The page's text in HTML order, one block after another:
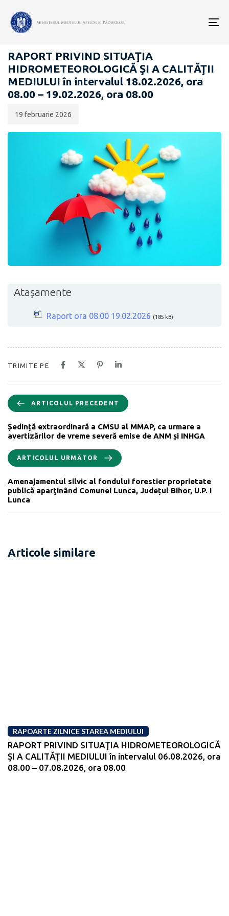
RAPOARTE ZILNICE STAREA MEDIULUI
RAPORT PRIVIND SITUAŢIA
HIDROMETEOROLOGICĂ ŞI A CALITĂŢII
MEDIULUI în intervalul 18.02.2026, ora
08.00 – 19.02.2026, ora 08.00
publicării:
19 februarie 2026
Atașamente
Raport ora 08.00 19.02.2026 (185 kB)
TRIMITE PE
ARTICOLUL PRECEDENT
Ședință extraordinară a CMSU al MMAP, ca urmare a
avertizărilor de vreme severă emise de ANM și INHGA
ARTICOLUL URMĂTOR
Amenajamentul silvic al fondului forestier proprietate
publică aparţinând Comunei Lunca, Județul Bihor, U.P. I
Lunca
Articole similare
RAPOARTE ZILNICE STAREA MEDIULUI
RAPORT PRIVIND SITUAŢIA HIDROMETEOROLOGICĂ
ŞI A CALITĂŢII MEDIULUI în intervalul 06.08.2026, ora
08.00 – 07.08.2026, ora 08.00